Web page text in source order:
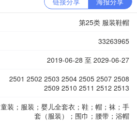
第25类 服装鞋帽
33263965
2019-06-28 至 2029-06-27
2501 2502 2503 2504 2505 2507 2508
2509 2510 2511 2512 2513
童装；服装；婴儿全套衣；鞋；帽；袜；手
套（服装）；围巾；腰带；浴帽